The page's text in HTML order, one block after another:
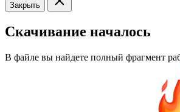
Закрыть
Скачивание началось
В файле вы найдете полный фрагмент